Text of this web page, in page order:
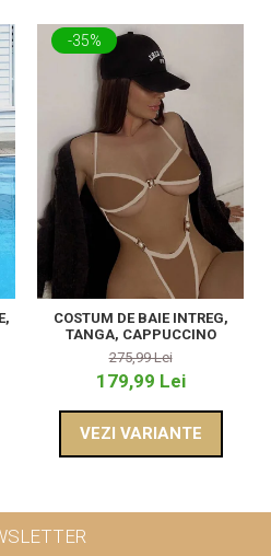
-35%
COSTUM DE BAIE INTREG,
TANGA, CAPPUCCINO
275,99 Lei
179,99 Lei
VEZI VARIANTE